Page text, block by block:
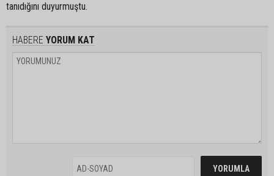
tanıdığını duyurmuştu.
HABERE YORUM KAT